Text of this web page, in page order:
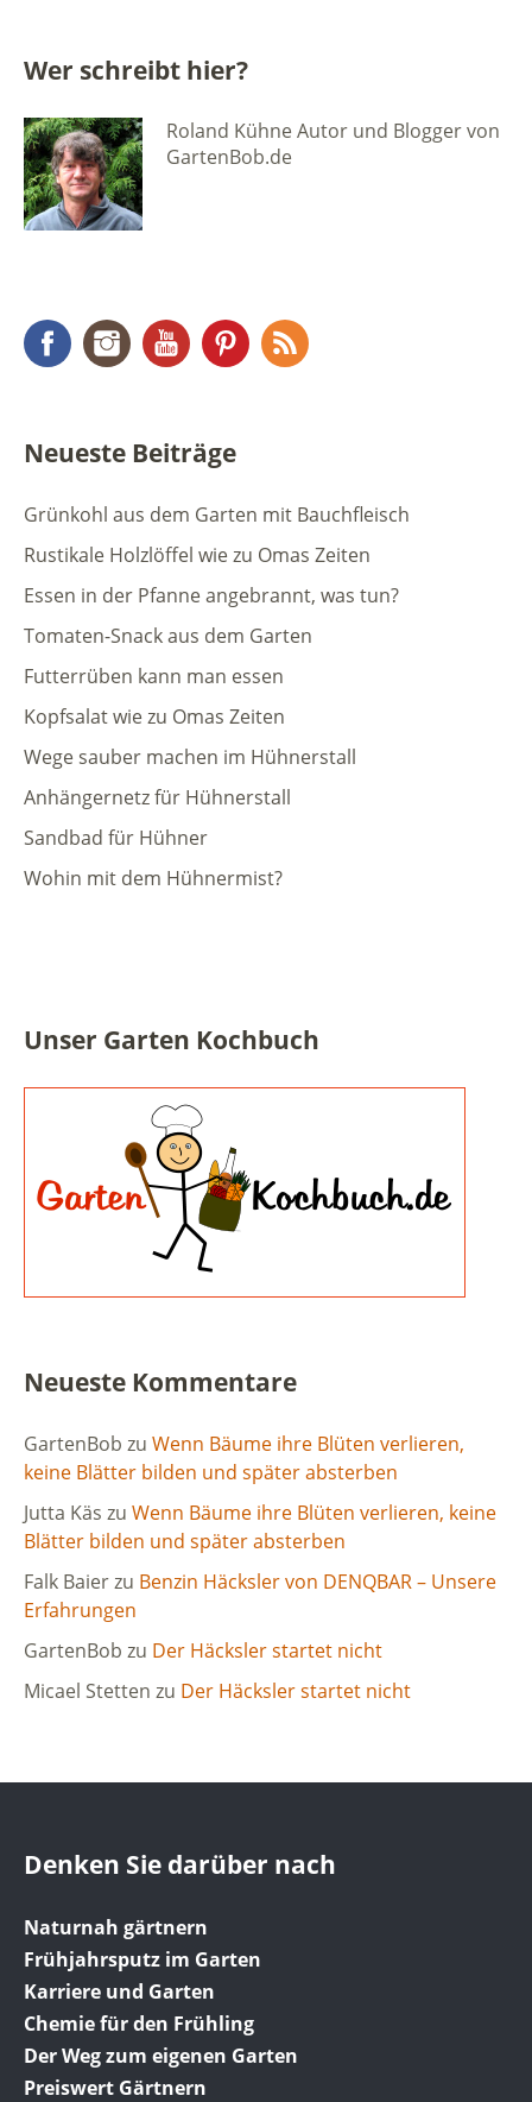
Wer schreibt hier?
Roland Kühne Autor und Blogger von
GartenBob.de
FacebookInstagramYouTubePinterest
Neueste Beiträge
Grünkohl aus dem Garten mit Bauchfleisch
Rustikale Holzlöffel wie zu Omas Zeiten
Essen in der Pfanne angebrannt, was tun?
Tomaten-Snack aus dem Garten
Futterrüben kann man essen
Kopfsalat wie zu Omas Zeiten
Wege sauber machen im Hühnerstall
Anhängernetz für Hühnerstall
Sandbad für Hühner
Wohin mit dem Hühnermist?
Unser Garten Kochbuch
Neueste Kommentare
GartenBob zu Wenn Bäume ihre Blüten verlieren,
keine Blätter bilden und später absterben
Jutta Käs zu Wenn Bäume ihre Blüten verlieren, keine
Blätter bilden und später absterben
Falk Baierzu Benzin Häcksler von DENQBAR – Unsere
Erfahrungen
GartenBob zu Der Häcksler startet nicht
Micael Stetten zu Der Häcksler startet nicht
Denken Sie darüber nach
Naturnah gärtnern
Frühjahrsputz im Garten
Karriere und Garten
Chemie für den Frühling
Der Weg zum eigenen Garten
Preiswert Gärtnern